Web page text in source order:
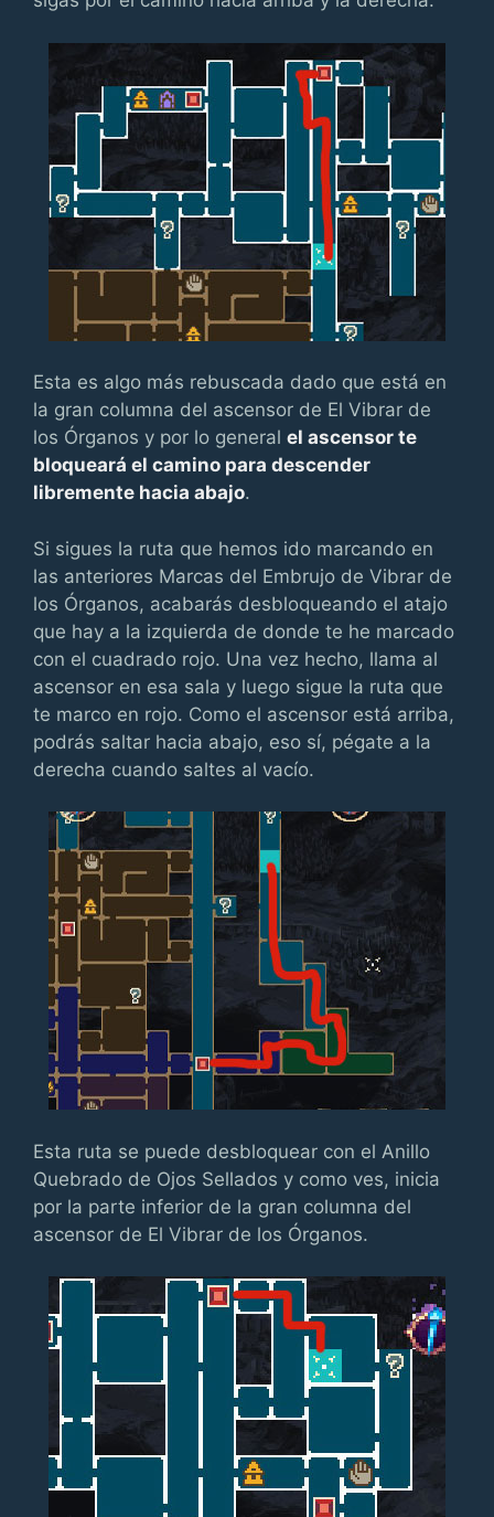
Esta es algo más rebuscada dado que está en
la gran columna del ascensor de El Vibrar de
los Órganos y por lo general el ascensor te
bloqueará el camino para descender
libremente hacia abajo.
Si sigues la ruta que hemos ido marcando en
las anteriores Marcas del Embrujo de Vibrar de
los Órganos, acabarás desbloqueando el atajo
que hay a la izquierda de donde te he marcado
con el cuadrado rojo. Una vez hecho, llama al
ascensor en esa sala y luego sigue la ruta que
te marco en rojo. Como el ascensor está arriba,
podrás saltar hacia abajo, eso sí, pégate a la
derecha cuando saltes al vacío.
Esta ruta se puede desbloquear con el Anillo
Quebrado de Ojos Sellados y como ves, inicia
por la parte inferior de la gran columna del
ascensor de El Vibrar de los Órganos.